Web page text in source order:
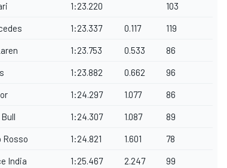
1:23.220 103
1:23.337 0.117 119
1:23.753 0.533 86
1:23.882 0.662 96
1:24.297 1.077 86
1:24.307 1.087 89
Rosso 1:24.821 1.601 78
India 1:25.467 2.247 99